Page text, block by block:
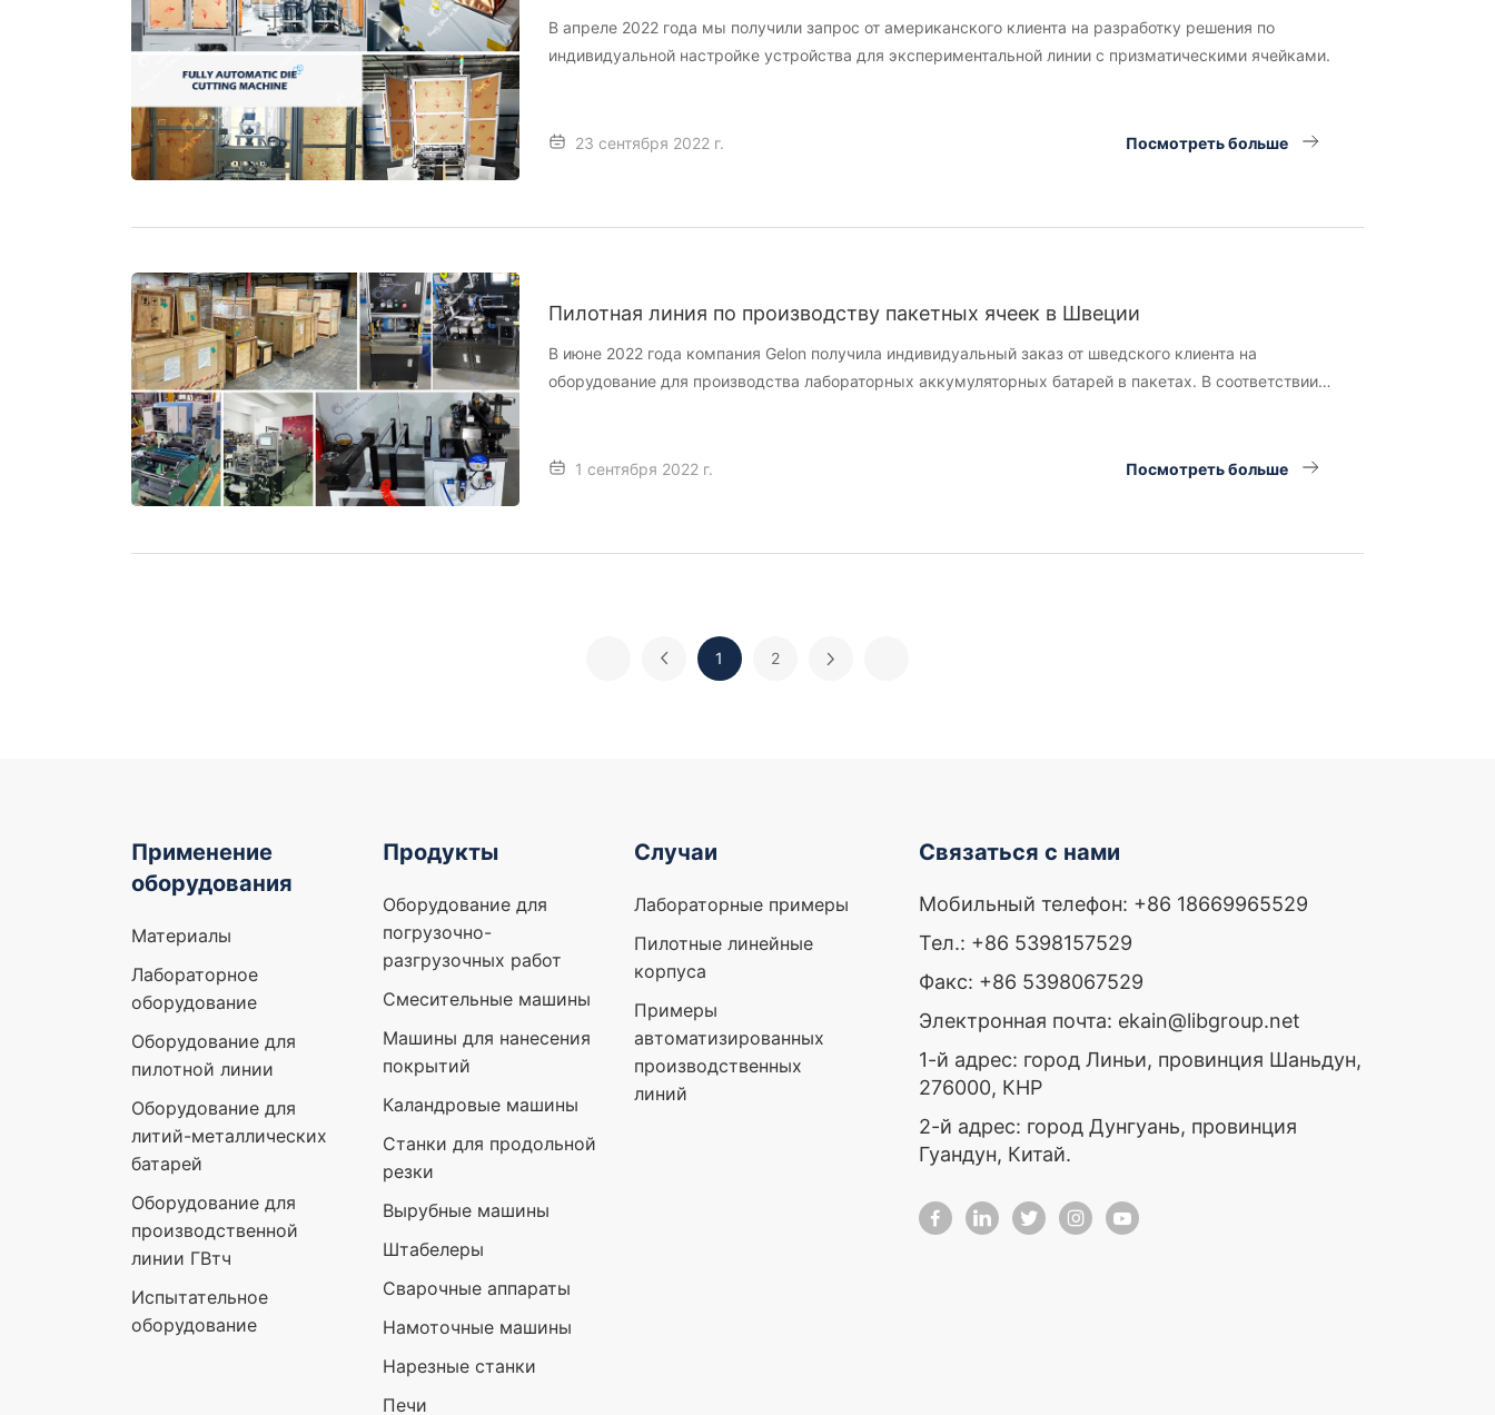
В апреле 2022 года мы получили запрос от американского клиента на разработку решения по
индивидуальной настройке устройства для экспериментальной линии с призматическими ячейками.
23 сентября 2022 г. Посмотреть больше
Пилотная линия по производству пакетных ячеек в Швеции
В июне 2022 года компания Gelon получила индивидуальный заказ от шведского клиента на
оборудование для производства лабораторных аккумуляторных батарей в пакетах. В соответствии с
1 сентября 2022 г.
Посмотреть больше
1 2
Применение
оборудования
Материалы
Лабораторное
оборудование
Оборудование для
пилотной линии
Оборудование для
литий-металлических
батарей
Оборудование для
производственной
линии ГВтч
Испытательное
оборудование
Продукты
Оборудование для
погрузочно-
разгрузочных работ
Смесительные машины
Машины для нанесения
покрытий
Каландровые машины
Станки для продольной
резки
Вырубные машины
Штабелеры
Сварочные аппараты
Намоточные машины
Нарезные станки
Печи
Случаи
Лабораторные примеры
Пилотные линейные
корпуса
Примеры
автоматизированных
производственных
линий
Связаться с нами
Мобильный телефон: +86 18669965529
Тел.: +86 5398157529
Факс: +86 5398067529
Электронная почта: ekain@libgroup.net
1-й адрес: город Линьи, провинция Шаньдун,
276000, КНР
2-й адрес: город Дунгуань, провинция
Гуандун, Китай.